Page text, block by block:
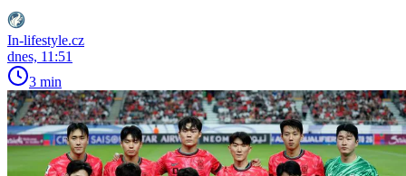
In-lifestyle.cz
dnes, 11:51
3 min